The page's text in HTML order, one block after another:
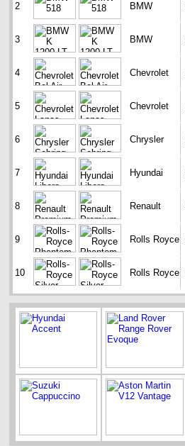
2 BMW
3 BMW
4 Chevrolet
5 Chevrolet
6 Chrysler
7 Hyundai
8 Renault
9 Rolls Royce
10 Rolls Royce